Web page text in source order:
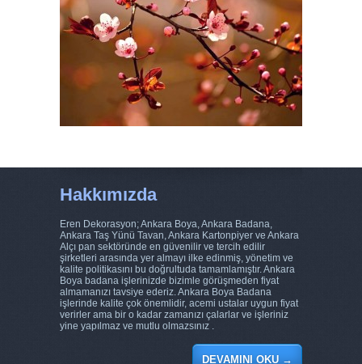
Hakkımızda
Eren Dekorasyon; Ankara Boya, Ankara Badana,
Ankara Taş Yünü Tavan, Ankara Kartonpiyer ve Ankara
Alçı pan sektöründe en güvenilir ve tercih edilir
şirketleri arasında yer almayı ilke edinmiş, yönetim ve
kalite politikasını bu doğrultuda tamamlamıştır. Ankara
Boya badana işlerinizde bizimle görüşmeden fiyat
almamanızı tavsiye ederiz. Ankara Boya Badana
işlerinde kalite çok önemlidir, acemi ustalar uygun fiyat
verirler ama bir o kadar zamanızı çalarlar ve işleriniz
yine yapılmaz ve mutlu olmazsınız .
DEVAMINI OKU→